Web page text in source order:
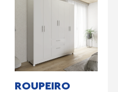
ROUPEIRO